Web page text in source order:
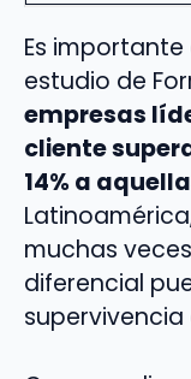
Es
estudio de
empresas
cliente
14% a
muchas
diferencial